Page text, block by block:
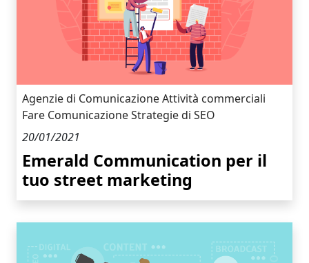
Agenzie di ComunicazioneAttività commerciali
Fare ComunicazioneStrategie di SEO
20/01/2021
Emerald Communication per il
tuo street marketing